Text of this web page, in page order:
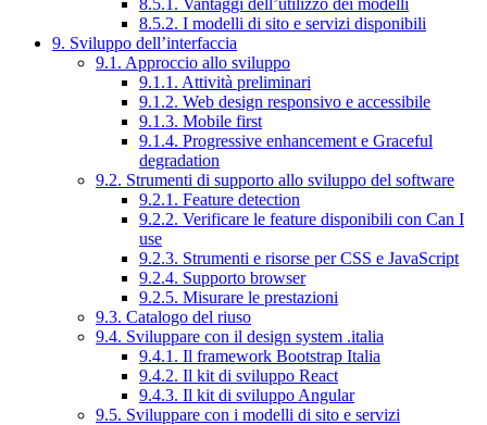
8.5.2. I modelli di sito e servizi disponibili
9. Sviluppo dell’interfaccia
9.1. Approccio allo sviluppo
9.1.1. Attività preliminari
9.1.2. Web design responsivo e accessibile
9.1.3. Mobile first
9.1.4. Progressive enhancement e Graceful
degradation
9.2. Strumenti di supporto allo sviluppo del software
9.2.1. Feature detection
9.2.2. Verificare le feature disponibili con Can I
use
9.2.3. Strumenti e risorse per CSS e JavaScript
9.2.4. Supporto browser
9.2.5. Misurare le prestazioni
9.3. Catalogo del riuso
9.4. Sviluppare con il design system .italia
9.4.1. Il framework Bootstrap Italia
9.4.2. Il kit di sviluppo React
9.4.3. Il kit di sviluppo Angular
9.5. Sviluppare con i modelli di sito e servizi